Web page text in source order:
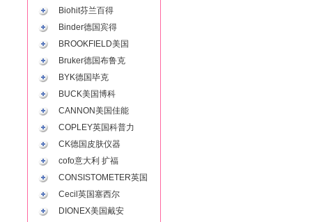
Biohit芬兰百得
Binder德国宾得
BROOKFIELD美国
Bruker德国布鲁克
BYK德国毕克
BUCK美国博科
CANNON美国佳能
COPLEY英国科普力
CK德国皮肤仪器
cofo意大利 扩福
CONSISTOMETER英国
Cecil英国塞西尔
DIONEX美国戴安